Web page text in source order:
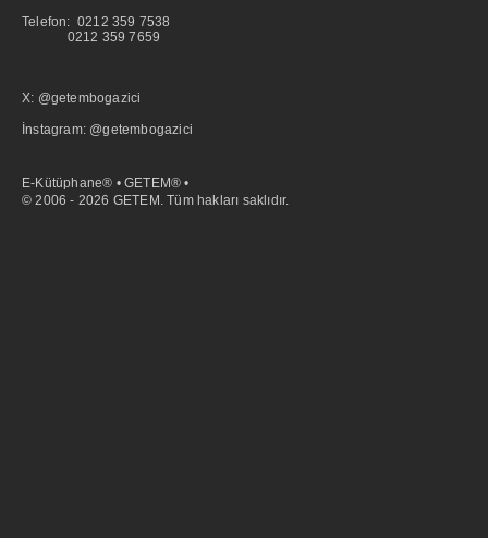
Telefon: 0212 359 7538
0212 359 7659
X: @getembogazici
İnstagram: @getembogazici
E-Kütüphane® • GETEM® •
© 2006 - 2026 GETEM. Tüm hakları saklıdır.